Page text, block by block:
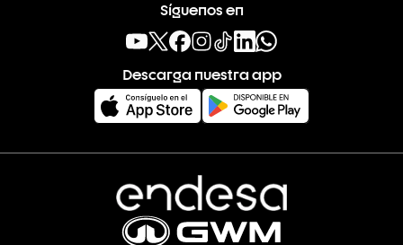
Síguenos en
Descarga nuestra app